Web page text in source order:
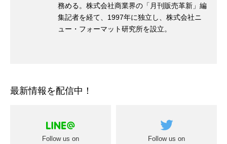
務める。株式会社商業界の「月刊販売革新」編
集記者を経て、1997年に独立し、株式会社ニ
ュー・フォーマット研究所を設立。
最新情報を配信中！
Follow us on
Follow us on